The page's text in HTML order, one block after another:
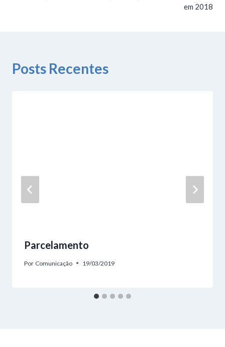
em 2018
Posts Recentes
Parcelamento
Por Comunicação 19/03/2019